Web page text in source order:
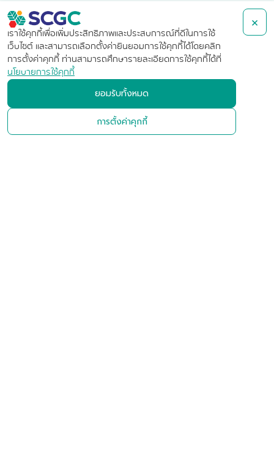
การผลิตเม็ดพลาสติกรีไซเคิลคุณภาพสูงทั้งหมดกว่า
45,000 ตันต่อปีตั้งแต่ปี 2566
อ่านเพิ่มเติม
แปรรูป
อ่านเพิ่
บริษัท เอสซีจี เคมิคอลส์ จำกัด
(มหาชน)
เราใช้คุกกี้เพื่อเพิ่มประสิทธิภาพและประสบการณ์ที่ดีในการใช้
เว็บไซต์ และสามารถเลือกตั้งค่ายินยอมการใช้คุกกี้ได้โดยคลิก
การตั้งค่าคุกกี้ ท่านสามารถศึกษารายละเอียดการใช้คุกกี้ได้ที่
นโยบายการใช้คุกกี้
การตั้งค่าคุกกี้
ยอมรับทั้งหมด
×